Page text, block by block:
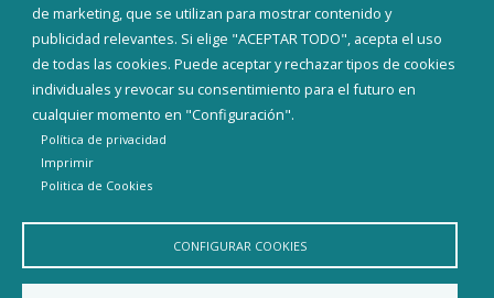
de marketing, que se utilizan para mostrar contenido y
publicidad relevantes. Si elige "ACEPTAR TODO", acepta el uso
de todas las cookies. Puede aceptar y rechazar tipos de cookies
individuales y revocar su consentimiento para el futuro en
cualquier momento en "Configuración".
Política de privacidad
Imprimir
Politica de Cookies
CONFIGURAR COOKIES